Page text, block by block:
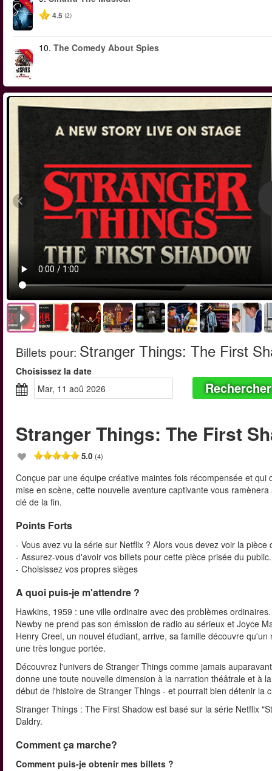
-40%
4.5 (2)
-40%
10. The Comedy About Spies
Billets pour: Stranger Things: The First
Choisissez la date
mar, 11 aoû 2026
Rechercher
Stranger Things: The First
5.0 (4)
Conçue par une équipe créative maintes fois récompensée et
mise en scène, cette nouvelle aventure captivante vous
clé de la fin.
Points Forts
- Vous avez vu la série sur Netflix ? Alors vous devez voir la pièce
- Assurez-vous d'avoir vos billets pour cette pièce prisée du public.
- Choisissez vos propres sièges
A quoi puis-je m'attendre ?
Hawkins, 1959 : une ville ordinaire avec des problèmes
Newby ne prend pas son émission de radio au sérieux et Joyce
Henry Creel, un nouvel étudiant, arrive, sa famille découvre
une très longue portée.
Découvrez l'univers de Stranger Things comme jamais
donne une toute nouvelle dimension à la narration théâtrale et à
début de l'histoire de Stranger Things - et pourrait bien détenir la
Stranger Things : The First Shadow est basé sur la série Netflix
Daldry.
Comment ça marche?
Comment puis-je obtenir mes billets ?